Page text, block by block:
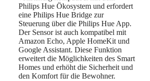
Philips Hue Ökosystem und erfordert
eine Philips Hue Bridge zur
Steuerung über die Philips Hue App.
Der Sensor ist auch kompatibel mit
Amazon Echo, Apple HomeKit und
Google Assistant. Diese Funktion
erweitert die Möglichkeiten des Smart
Homes und erhöht die Sicherheit und
den Komfort für die Bewohner.